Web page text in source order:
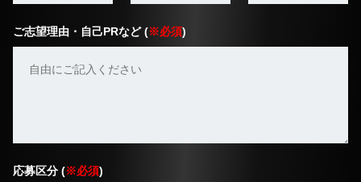
ご志望理由・自己PRなど (※必須)
応募区分 (※必須)